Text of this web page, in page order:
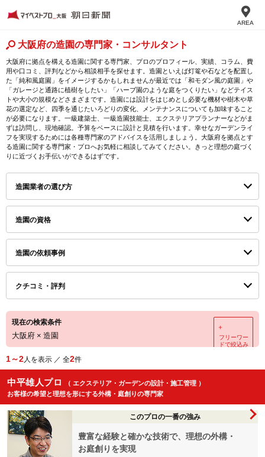
AREA
大阪府の造園の専門家・コンサルタント
大阪府に拠点を構える造園に関する専門家、プロのプロフィール、実績、コラム、費
用や口コミ、評判などから相談相手を探せます。造園といえば灯篭や石などを配置し
た「純和風庭園」をイメージするかもしれませんが最近では「和モダン風の庭園」や
「ガレージと通路に植樹をしたい」「ハーブ園のような庭をつくりたい」などテイス
トや大小の規模などさまざまです。造園には設計をはじめとし必要な機材や樹木や草
花の選定など、四季を通じたいろどりの変化、メンテナンスについても加味すること
が必要になります。一級建築士、一級造園技能士、エクステリアプランナーなどがま
ずは訪問し、現地確認。予算をベースに設計と見積を行います。幸せなガーデンライ
フを実現するためには各種専門家のアドバイスを活用しましょう。大阪府を拠点とす
る造園に関する専門家・プロへお気軽に相談してみてください。きっと理想の庭づく
りに近づくお手伝いができるはずです。
造園業者の選び方
造園の資格
造園の依頼事例
クチコミ・評判
現在の検索条件
大阪府 × 造園
＋
フリーワー
ドで絞込み
1～2人を表示 ／ 全2件
中平雄人プロ
（ エクステリア・ガーデンの設計・施工管理 ）
お客様の希望と理想を形にする外構・庭創りの専門家
このプロの一番の強み
豊富な経験と確かな技術で、理想の外構・
お庭創りを実現